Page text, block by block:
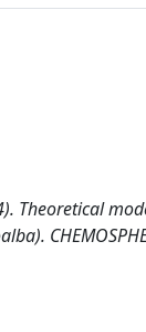
Theoretical